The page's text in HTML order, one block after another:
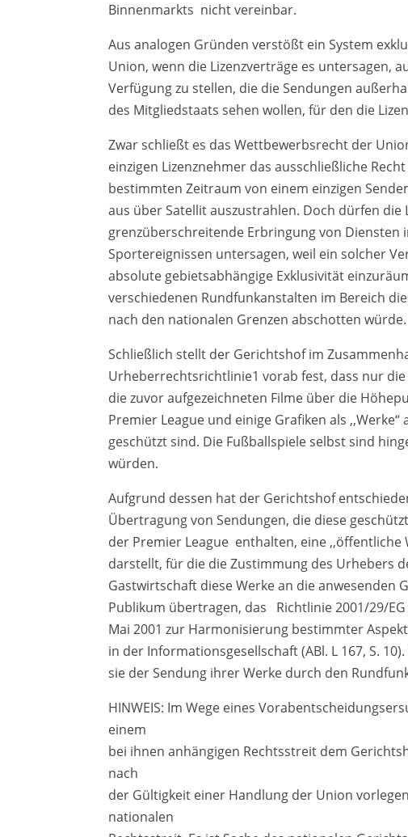
Binnenmarkts ­ nicht vereinbar.
Aus analogen Gründen verstößt ein System
Union, wenn die Lizenzverträge es untersagen,
Verfügung zu stellen, die die Sendungen
des Mitgliedstaats sehen wollen, für den die
Zwar schließt es das Wettbewerbsrecht der
einzigen Lizenznehmer das ausschließliche
bestimmten Zeitraum von einem einzigen
aus über Satellit auszustrahlen. Doch dürfen
grenzüberschreitende Erbringung von
Sportereignissen untersagen, weil ein solcher
absolute gebietsabhängige Exklusivität
verschiedenen Rundfunkanstalten im Bereich
nach den nationalen Grenzen abschotten würde.
Schließlich stellt der Gerichtshof im
Urheberrechtsrichtlinie1 vorab fest, dass nur
die zuvor aufgezeichneten Filme über die
Premier League und einige Grafiken als
geschützt sind. Die Fußballspiele selbst sind
würden.
Aufgrund dessen hat der Gerichtshof
Übertragung von Sendungen, die diese
der Premier League ­ enthalten, eine
darstellt, für die die Zustimmung des Urhebers
Gastwirtschaft diese Werke an die anwesenden
Publikum übertragen, das Richtlinie 2001/29/
Mai 2001 zur Harmonisierung bestimmter
in der Informationsgesellschaft (ABl. L 167, S.
sie der Sendung ihrer Werke durch den
HINWEIS: Im Wege eines
einem
bei ihnen anhängigen Rechtsstreit dem
nach
der Gültigkeit einer Handlung der Union
nationalen